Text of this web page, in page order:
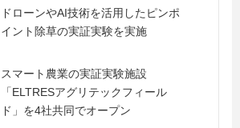
ドローンやAI技術を活用したピンポ
イント除草の実証実験を実施
スマート農業の実証実験施設
「ELTRESアグリテックフィール
ド」を4社共同でオープン